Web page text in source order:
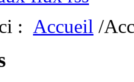
: Accueil /